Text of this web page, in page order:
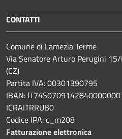
CONTATTI
Comune di Lamezia Terme
Via Senatore Arturo Perugini
(CZ)
Partita IVA: 00301390795
IBAN:
ICRAITRRUB0
Codice IPA: c_m208
Fatturazione elettronica